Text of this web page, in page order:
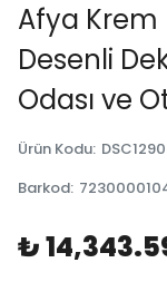
Afya Krem
Desenli
Odası ve
Ürün Kodu:
Barkod:
₺